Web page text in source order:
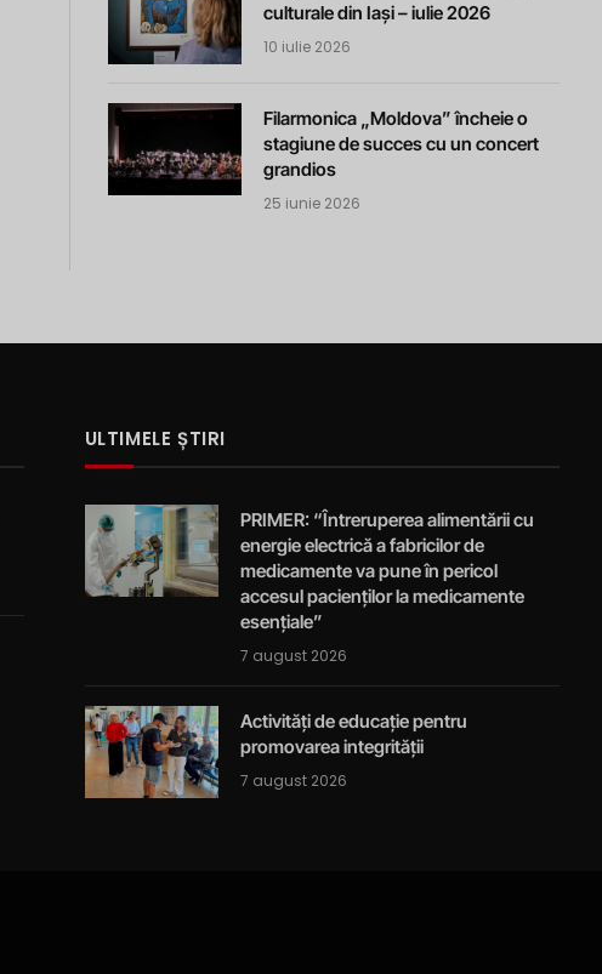
culturale din Iași – iulie 2026
10 iulie 2026
Filarmonica „Moldova” încheie o
stagiune de succes cu un concert
grandios
25 iunie 2026
ULTIMELE ȘTIRI
PRIMER: “Întreruperea alimentării cu
energie electrică a fabricilor de
medicamente va pune în pericol
accesul pacienților la medicamente
esențiale”
7 august 2026
Activități de educație pentru
promovarea integrității
7 august 2026